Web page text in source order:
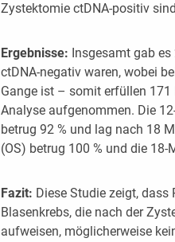
Zystektomie ctDNA-positiv
Ergebnisse: Insgesamt gab
ctDNA-negativ waren, wobei
Gange ist – somit erfüllen
Analyse aufgenommen. Die
betrug 92 % und lag nach 18
(OS) betrug 100 % und die 18-
Fazit: Diese Studie zeigt,
Blasenkrebs, die nach der
aufweisen, möglicherweise